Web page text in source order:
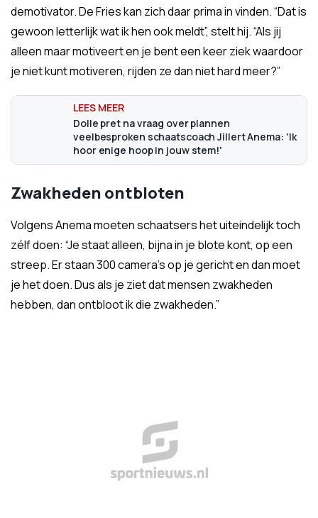
demotivator. De Fries kan zich daar prima in vinden. “Dat is
gewoon letterlijk wat ik hen ook meldt”, stelt hij. “Als jij
alleen maar motiveert en je bent een keer ziek waardoor
je niet kunt motiveren, rijden ze dan niet hard meer?”
Dolle pret na vraag over plannen
veelbesproken schaatscoach Jillert Anema: 'Ik
hoor enige hoop in jouw stem!'
Zwakheden ontbloten
Volgens Anema moeten schaatsers het uiteindelijk toch
zélf doen: “Je staat alleen, bijna in je blote kont, op een
streep. Er staan 300 camera’s op je gericht en dan moet
je het doen. Dus als je ziet dat mensen zwakheden
hebben, dan ontbloot ik die zwakheden.”